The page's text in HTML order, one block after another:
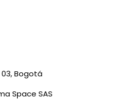
Bogotá
Space SAS